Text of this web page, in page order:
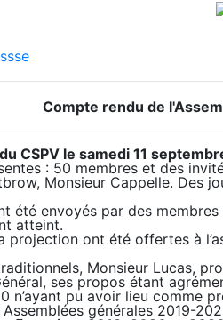
Compte rendu de
CSPV le samedi 11
: 50 membres et des
Monsieur Cappelle. Des
été envoyés par des
atteint.
ont été offertes à
Monsieur Lucas,
ses propos étant
n’ayant pu avoir lieu
générales 2019-